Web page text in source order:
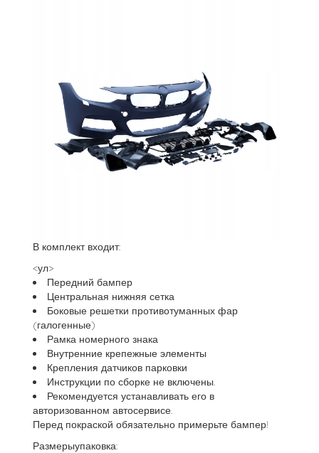
В комплект входит:
<ул>
Передний бампер
Центральная нижняя сетка
Боковые решетки противотуманных фар
(галогенные)
Рамка номерного знака
Внутренние крепежные элементы
Крепления датчиков парковки
Инструкции по сборке не включены.
Рекомендуется устанавливать его в
авторизованном автосервисе.
Перед покраской обязательно примерьте бампер!
Размерыупаковка: